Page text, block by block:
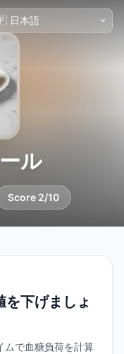
ル
Score 2/10
を下げましょ
ムで血糖負荷を計算